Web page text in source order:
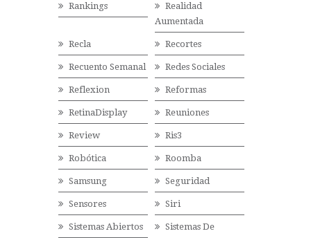
Rankings
Realidad
Aumentada
Recla Recortes
Recuento Semanal Redes Sociales
Reflexion Reformas
RetinaDisplay Reuniones
Review Ris3
Robótica Roomba
Samsung Seguridad
Sensores Siri
Sistemas Abiertos
Sistemas De